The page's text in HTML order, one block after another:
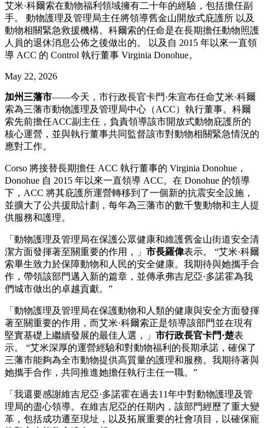
艾米·科爾索在動物福利領域擁有二十年的經驗，包括擔任副
手。 動物護理及管理局主任將領導舊金山開放式庇護所 以及
動物相關緊急救援機構。科爾索的任命是在長期擔任動物照護
人員的退休消息公佈之後做出的。 以及自 2015 年以來一直領
導 ACC 的 Control 執行董事 Virginia Donohue。
May 22, 2026
加州三藩市——今天，市行政長官卡門·朱宣布任命艾米·科爾
索為三藩市動物護理及管理局中心（ACC）執行董事。科爾
索先前擔任ACC副主任，負責領導該市開放式動物庇護所的
核心運營，並與執行董事共同監督該市對動物相關緊急情況的
應對工作。
Corso 將接替長期擔任 ACC 執行董事的 Virginia Donohue，
Donohue 自 2015 年以來一直領導 ACC。在 Donohue 的領導
下，ACC 將其庇護所運營轉移到了一個新的抗震安全設施，
並擴大了公共援助計劃，每年為三藩市的數千隻動物和主人提
供服務和護理。
「動物護理及管理局在保護公眾健康和維護舊金山街道安全清
潔方面發揮著至關重要的作用，」 市長羅偉表示。 “艾米·科爾
索畢生致力於保障動物和人民的安全健康。我期待與她攜手合
作，帶領該部門邁入新的篇章，並傳承弗吉尼亞·多諾霍為我
們城市做出的卓越貢獻。”
「動物護理及管理局在保護動物和人類的健康與安全方面發揮
著至關重要的作用，而艾米·科爾索正是領導該部門並在現有
堅實基礎上繼續發展的最佳人選，」 市行政長官卡門·楚表
示。 “艾米深厚的運營經驗和對動物福利的長期承諾，確保了
三藩市能夠為全市動物提供高質量的護理和服務。我期待著與
她攜手合作，共同推進她擔任執行主任一職。”
「我還要感謝維吉尼亞·多諾霍在過去11年中對動物護理及管
理局的盡心領導。在維吉尼亞的任期內，該部門經歷了重大變
革，包括成功遷至現址，以及拓展重要的社會項目，以確保寵